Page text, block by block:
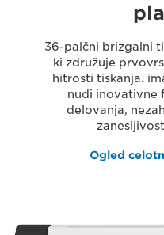
36-palčni brizgalni
ki združuje
hitrosti tiskanja.
nudi inovativne
delovanja,
Ogled